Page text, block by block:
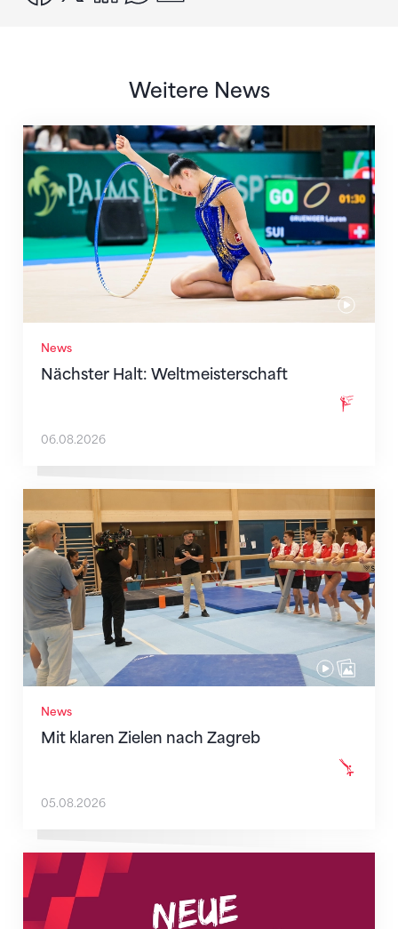
Weitere News
News
Nächster Halt: Weltmeisterschaft
Nächster Halt: Weltmeisterschaft
06.08.2026
News
Mit klaren Zielen nach Zagreb
Mit klaren Zielen nach Zagreb
05.08.2026
Neue Empfangszeiten ab 1. August 2026